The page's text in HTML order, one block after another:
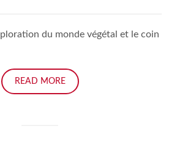
du monde végétal et le coin
READ MORE